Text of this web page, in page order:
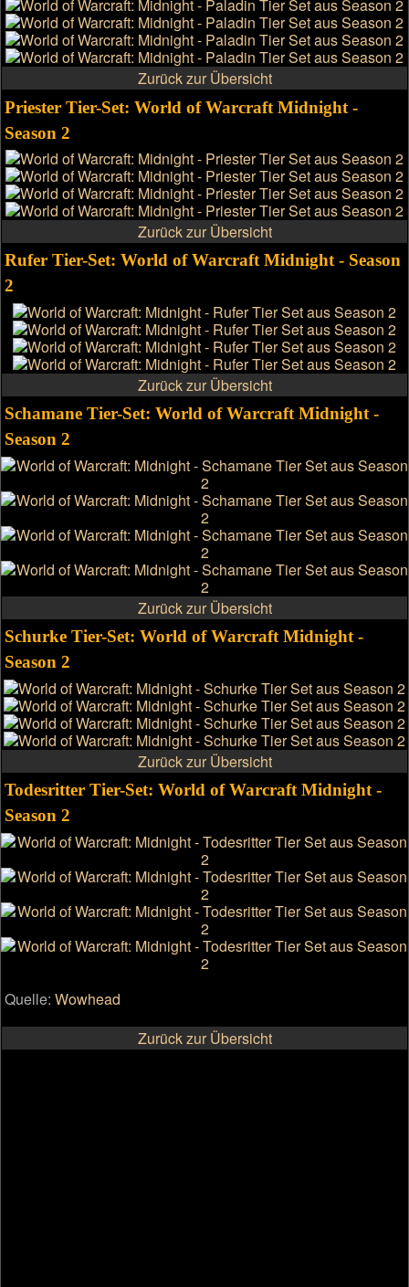
Zurück zur Übersicht
Priester Tier-Set: World of Warcraft Midnight -
Season 2
Zurück zur Übersicht
Rufer Tier-Set: World of Warcraft Midnight - Season
2
Zurück zur Übersicht
Schamane Tier-Set: World of Warcraft Midnight -
Season 2
Zurück zur Übersicht
Schurke Tier-Set: World of Warcraft Midnight -
Season 2
Zurück zur Übersicht
Todesritter Tier-Set: World of Warcraft Midnight -
Season 2
Quelle:Wowhead
Zurück zur Übersicht